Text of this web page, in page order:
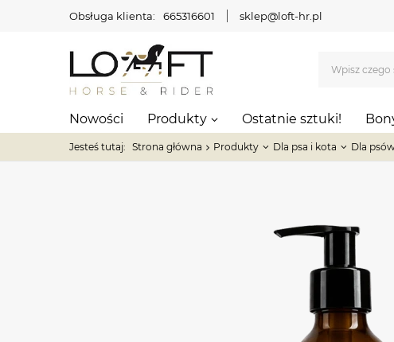
Obsługa klienta: 665316601 sklep@loft-hr.pl
Nowości Produkty Ostatnie sztuki!
Jesteś tutaj: Strona główna Produkty Dla psa i kota Dla